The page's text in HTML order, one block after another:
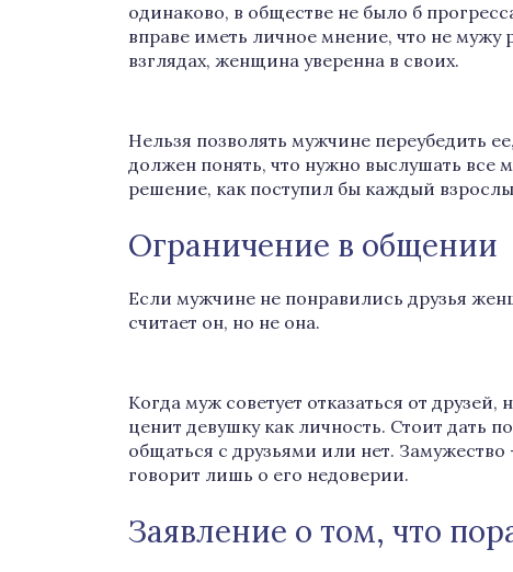
одинаково, в обществе не было б
вправе иметь личное мнение, что не мужу
взглядах, женщина уверенна в своих.
Нельзя позволять мужчине переубедить
должен понять, что нужно выслушать
решение, как поступил бы каждый
Ограничение в общении
Если мужчине не понравились друзья
считает он, но не она.
Когда муж советует отказаться от
ценит девушку как личность. Стоит дать
общаться с друзьями или нет.
говорит лишь о его недоверии.
Заявление о том, что